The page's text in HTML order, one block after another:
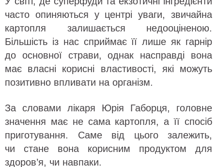
часто опиняються у центрі уваги, звичайна
картопля залишається недооціненою.
Більшість із нас сприймає її лише як гарнір
до основної страви, однак насправді вона
має власні корисні властивості, які можуть
позитивно впливати на організм.
За словами лікаря Юрія Габорця, головне
значення має не сама картопля, а її спосіб
приготування. Саме від цього залежить,
чи стане вона корисним продуктом для
здоров’я, чи навпаки.